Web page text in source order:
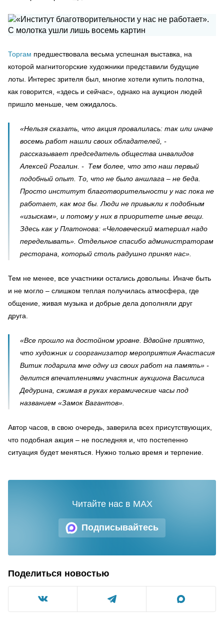
Торгам предшествовала весьма успешная выставка, на
которой магнитогорские художники представили будущие
лоты. Интерес зрителя был, многие хотели купить полотна,
как говорится, «здесь и сейчас», однако на аукцион людей
пришло меньше, чем ожидалось.
«Нельзя сказать, что акция провалилась: так или иначе
восемь работ нашли своих обладателей, -
рассказывает председатель общества инвалидов
Алексей Рогалин. - Тем более, что это наш первый
подобный опыт. То, что не было аншлага – не беда.
Просто институт благотворительности у нас пока не
работает, как мог бы. Люди не привыкли к подобным
«изыскам», и потому у них в приоритете иные вещи.
Здесь как у Платонова: «Человеческий материал надо
переделывать». Отдельное спасибо администраторам
ресторана, который столь радушно принял нас».
Тем не менее, все участники остались довольны. Иначе быть
и не могло – слишком теплая получилась атмосфера, где
общение, живая музыка и добрые дела дополняли друг
друга.
«Все прошло на достойном уровне. Вдвойне приятно,
что художник и соорганизатор мероприятия Анастасия
Витик подарила мне одну из своих работ на память» -
делится впечатлениями участник аукциона Василиса
Дедурина, сжимая в руках керамические часы под
названием «Замок Вагантов».
Автор часов, в свою очередь, заверила всех присутствующих,
что подобная акция – не последняя и, что постепенно
ситуация будет меняться. Нужно только время и терпение.
Подписывайтесь
Читайте нас в MAX
Поделиться новостью